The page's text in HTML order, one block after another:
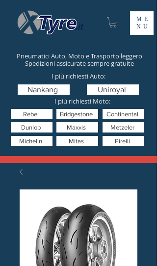
ME
NU
Pneumatici Auto, Moto e Trasporto leggero
Spedizioni assicurate sempre gratuite
I più richiesti Moto:
Mitas
Nankang
Pirelli
Uniroyal
Metzeler
Dunlop
Bridgestone Continental
Michelin
Rebel
I più richiesti Auto:
Maxxis